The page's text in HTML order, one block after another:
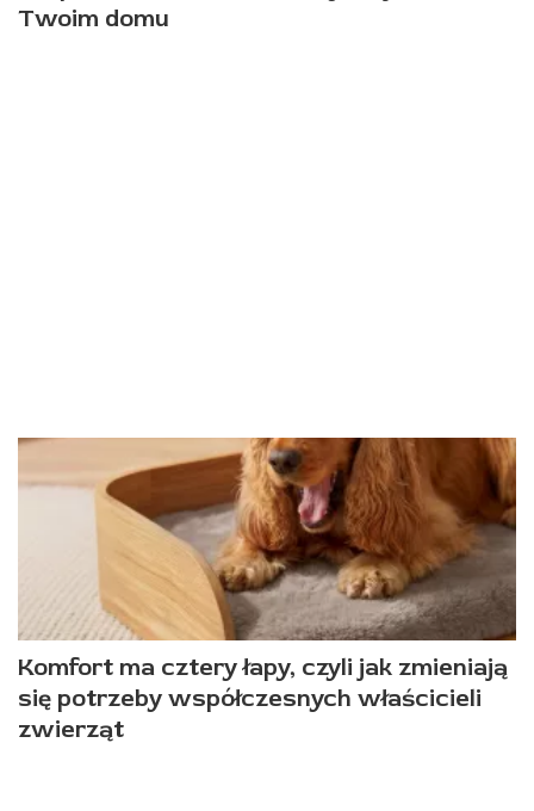
Twoim domu
Komfort ma cztery łapy, czyli jak zmieniają
się potrzeby współczesnych właścicieli
zwierząt